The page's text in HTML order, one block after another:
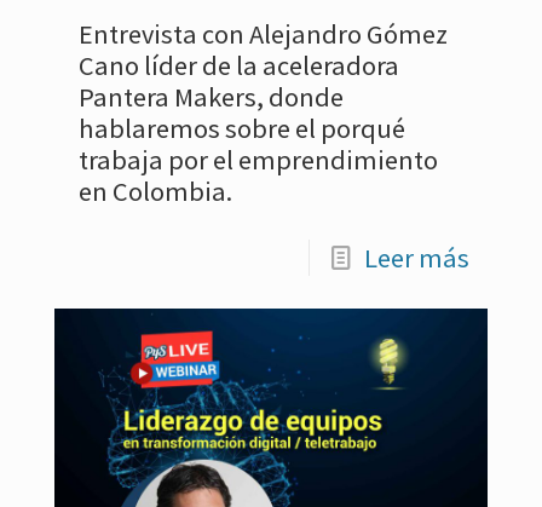
Entrevista con Alejandro Gómez
Cano líder de la aceleradora
Pantera Makers, donde
hablaremos sobre el porqué
trabaja por el emprendimiento
en Colombia.
Leer más